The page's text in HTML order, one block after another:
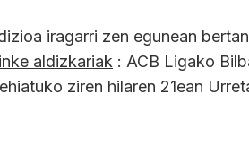
iragarri zen egunean
aldizkariak : ACB Ligako
ziren hilaren 21ean